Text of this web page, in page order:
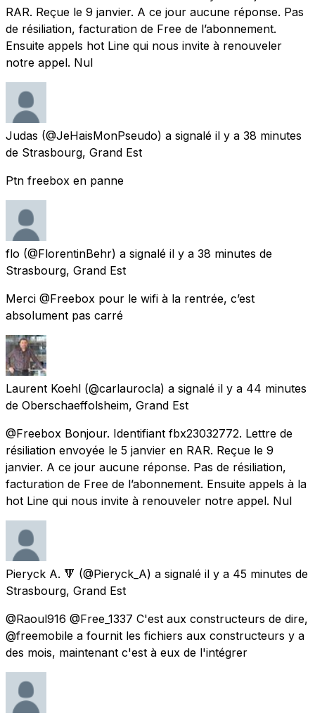
RAR. Reçue le 9 janvier. A ce jour aucune réponse. Pas
de résiliation, facturation de Free de l’abonnement.
Ensuite appels hot Line qui nous invite à renouveler
notre appel. Nul
Judas (@JeHaisMonPseudo) a signalé il y a 38 minutes
de Strasbourg, Grand Est
Ptn freebox en panne
flo (@FlorentinBehr) a signalé il y a 38 minutes de
Strasbourg, Grand Est
Merci @Freebox pour le wifi à la rentrée, c’est
absolument pas carré
Laurent Koehl (@carlaurocla) a signalé il y a 44 minutes
de Oberschaeffolsheim, Grand Est
@Freebox Bonjour. Identifiant fbx23032772. Lettre de
résiliation envoyée le 5 janvier en RAR. Reçue le 9
janvier. A ce jour aucune réponse. Pas de résiliation,
facturation de Free de l’abonnement. Ensuite appels à la
hot Line qui nous invite à renouveler notre appel. Nul
Pieryck A. 🔻 (@Pieryck_A) a signalé il y a 45 minutes de
Strasbourg, Grand Est
@Raoul916 @Free_1337 C'est aux constructeurs de dire,
@freemobile a fournit les fichiers aux constructeurs y a
des mois, maintenant c'est à eux de l'intégrer